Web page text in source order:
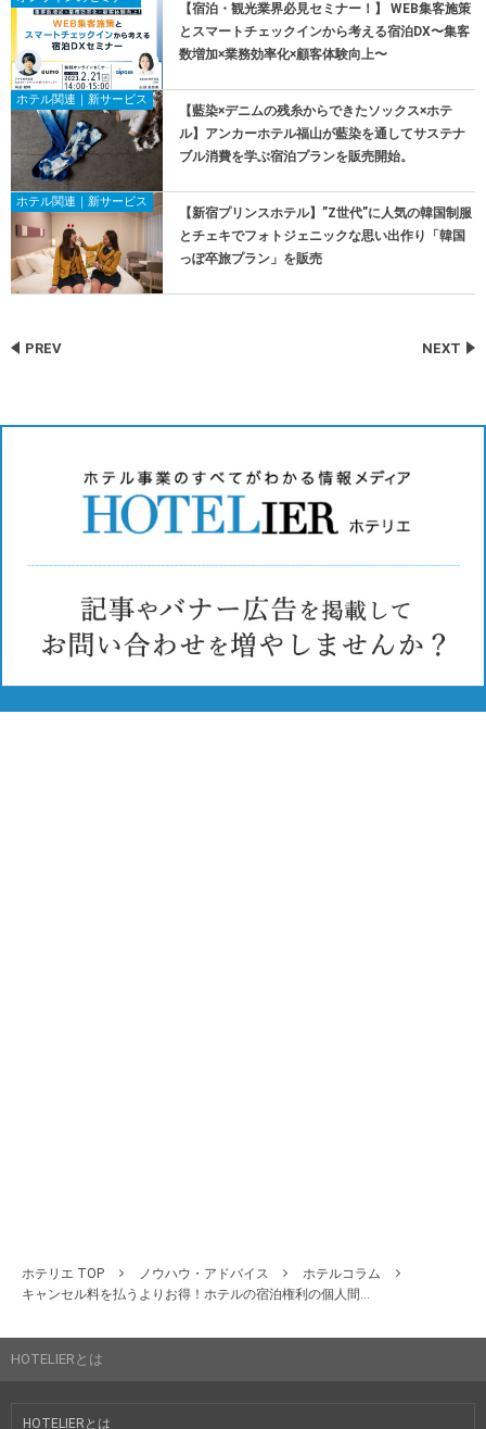
【宿泊・観光業界必見セミナー！】 WEB集客施策
とスマートチェックインから考える宿泊DX〜集客
数増加×業務効率化×顧客体験向上〜
ホテル関連｜新サービス
【藍染×デニムの残糸からできたソックス×ホテ
ル】アンカーホテル福山が藍染を通してサステナ
ブル消費を学ぶ宿泊プランを販売開始。
ホテル関連｜新サービス
【新宿プリンスホテル】”Z世代”に人気の韓国制服
とチェキでフォトジェニックな思い出作り「韓国
っぽ卒旅プラン」を販売
PREV NEXT
ホテリエ TOP ノウハウ・アドバイス
ホテルコラム
キャンセル料を払うよりお得！ホテルの宿泊権利の個人間...
HOTELIERとは
HOTELIERとは